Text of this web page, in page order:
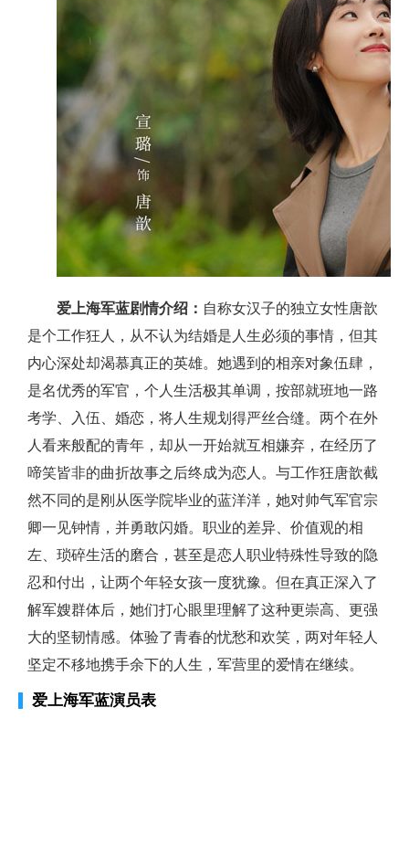
爱上海军蓝剧情介绍： 自称女汉子的独立女性唐歆
是个工作狂人，从不认为结婚是人生必须的事情，但其
内心深处却渴慕真正的英雄。她遇到的相亲对象伍肆，
是名优秀的军官，个人生活极其单调，按部就班地一路
考学、入伍、婚恋，将人生规划得严丝合缝。两个在外
人看来般配的青年，却从一开始就互相嫌弃，在经历了
啼笑皆非的曲折故事之后终成为恋人。与工作狂唐歆截
然不同的是刚从医学院毕业的蓝洋洋，她对帅气军官宗
卿一见钟情，并勇敢闪婚。职业的差异、价值观的相
左、琐碎生活的磨合，甚至是恋人职业特殊性导致的隐
忍和付出，让两个年轻女孩一度犹豫。但在真正深入了
解军嫂群体后，她们打心眼里理解了这种更崇高、更强
大的坚韧情感。体验了青春的忧愁和欢笑，两对年轻人
坚定不移地携手余下的人生，军营里的爱情在继续。
爱上海军蓝演员表